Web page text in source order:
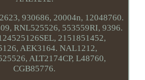
930686, 20004n, 12048760.
RNL525526, 553559RI, 9396.
2151851452,
AEK3164. NAL1212,
ALT2174CP, L48760,
CGB85776.